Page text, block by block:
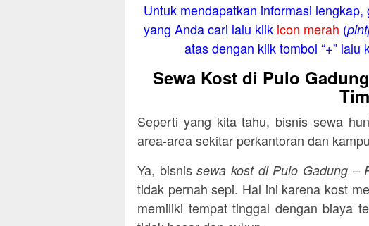
Untuk mendapatkan informasi
yang Anda cari lalu klik icon merah (
atas dengan klik tombol “+” lalu
Sewa Kost di Pulo
Seperti yang kita tahu, bisnis sewa
area-area sekitar perkantoran dan
Ya, bisnissewa kost di Pulo Gadung –
tidak pernah sepi. Hal ini karena kost
memiliki tempat tinggal dengan biaya